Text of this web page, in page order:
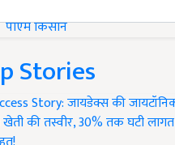
पीएम किसान
Stories